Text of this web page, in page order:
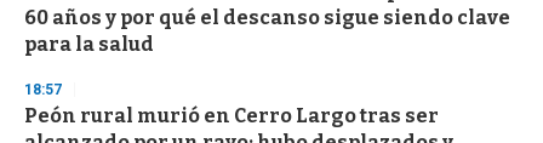
o
n
d
60 años y por qué el descanso sigue siendo clave
para la salud
18:57
Peón rural murió en Cerro Largo tras ser